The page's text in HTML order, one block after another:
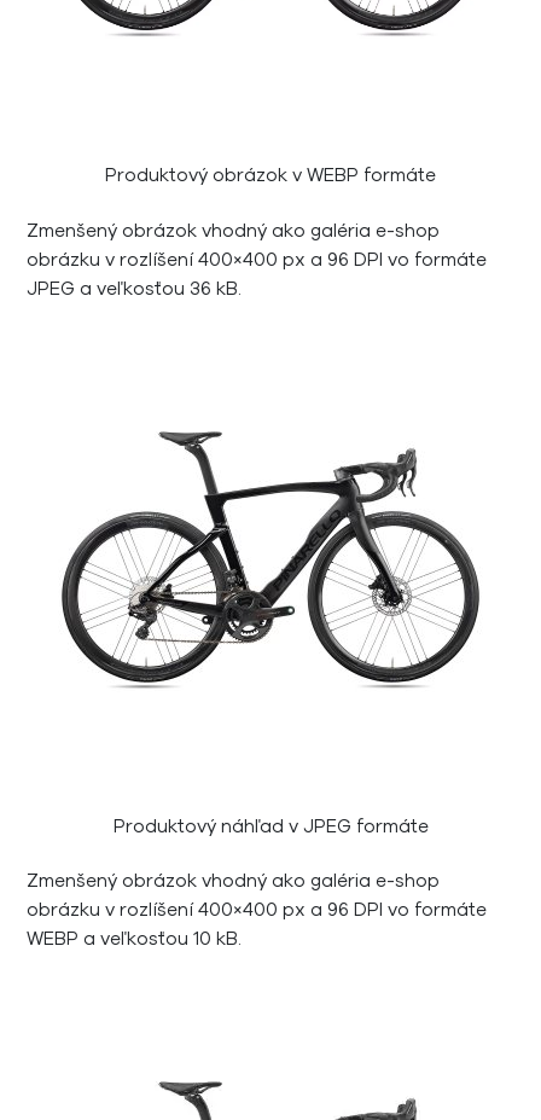
Produktový obrázok v WEBP formáte
Zmenšený obrázok vhodný ako galéria e-shop
obrázku v rozlíšení 400×400 px a 96 DPI vo formáte
JPEG a veľkosťou 36 kB.
Produktový náhľad v JPEG formáte
Zmenšený obrázok vhodný ako galéria e-shop
obrázku v rozlíšení 400×400 px a 96 DPI vo formáte
WEBP a veľkosťou 10 kB.